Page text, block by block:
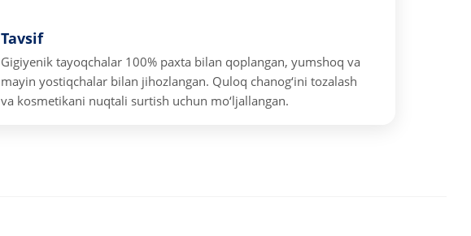
Tavsif
Gigiyenik tayoqchalar 100% paxta bilan qoplangan, yumshoq va
mayin yostiqchalar bilan jihozlangan. Quloq chanog‘ini tozalash
va kosmetikani nuqtali surtish uchun mo‘ljallangan.